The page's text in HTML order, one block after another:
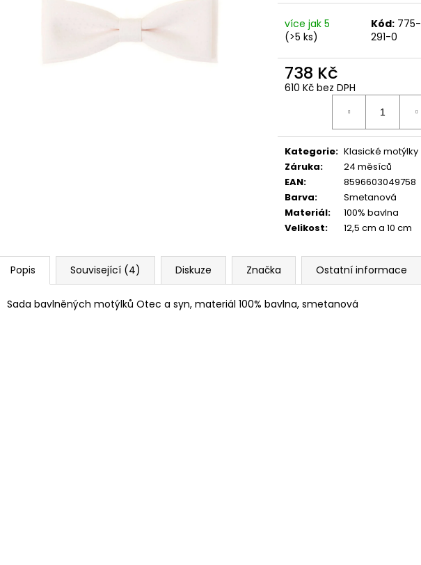
více jak 5
(>5 ks)
Kód: 775-
291-0
738 Kč
610 Kč bez DPH
Kategorie: Klasické motýlky
Záruka:
24 měsíců
EAN:
8596603049758
Barva:
Smetanová
Materiál:
100% bavlna
Velikost: 12,5 cm a 10 cm
Popis Související (4) Diskuze Značka Ostatní informace
Sada bavlněných motýlků Otec a syn, materiál 100% bavlna, smetanová
MM, MOTÝLEK A KAPESNÍČEK MODRÁ,
KOŇAKOVÁ KŮŽE 886-2244369
TMAVĚ HNĚDÁ KŮŽE 886-986363